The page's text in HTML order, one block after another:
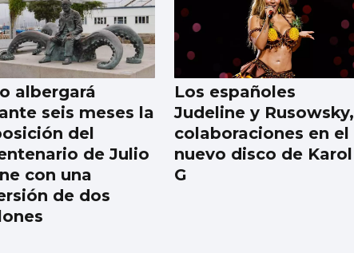
albergará
seis meses la
del
de Julio
con una
de dos
Los españoles
Judeline y Rusowsky,
colaboraciones en el
nuevo disco de Karol
G